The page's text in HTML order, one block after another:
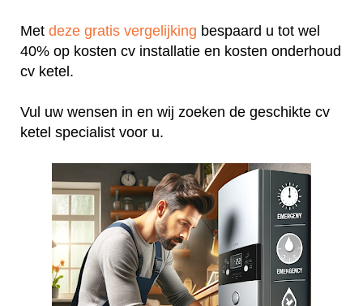
Met deze gratis vergelijking bespaard u tot wel
40% op kosten cv installatie en kosten onderhoud
cv ketel.
Vul uw wensen in en wij zoeken de geschikte cv
ketel specialist voor u.